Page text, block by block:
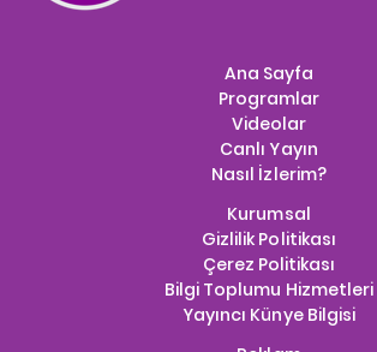
Ana Sayfa
Programlar
Videolar
Canlı Yayın
Nasıl İzlerim?
Kurumsal
Gizlilik Politikası
Çerez Politikası
Bilgi Toplumu Hizmetleri
Yayıncı Künye Bilgisi